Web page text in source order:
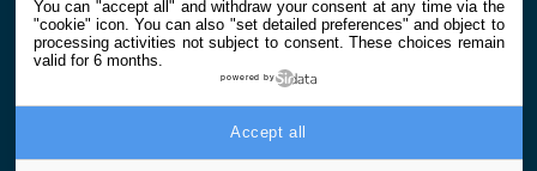
You can "accept all" and withdraw your consent at any time via the
"cookie" icon. You can also "set detailed preferences" and object to
processing activities not subject to consent. These choices remain
valid for 6 months.
powered by
Accept all